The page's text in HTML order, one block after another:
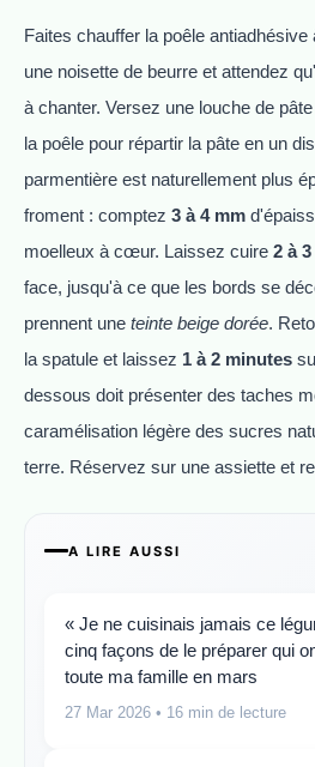
Faites chauffer la poêle
une noisette de beurre et attendez
à chanter. Versez une louche de
la poêle pour répartir la pâte en un
parmentière est naturellement plus
froment : comptez 3 à 4 mm
moelleux à cœur. Laissez cuire 2 à
face, jusqu'à ce que les bords se
prennent une teinte beige dorée.
la spatule et laissez 1 à 2 minutes
dessous doit présenter des taches
caramélisation légère des sucres
terre. Réservez sur une assiette et
A LIRE AUSSI
« Je ne cuisinais jamais ce
cinq façons de le préparer qui
toute ma famille en mars
27 Mar 2026 • 16 min de lecture